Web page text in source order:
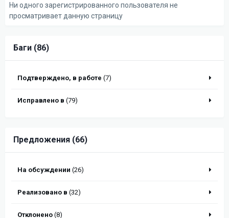
Ни одного зарегистрированного пользователя не
просматривает данную страницу
Баги (86)
Подтверждено, в работе (7)
Исправлено в (79)
Предложения (66)
На обсуждении (26)
Реализовано в (32)
Отклонено (8)